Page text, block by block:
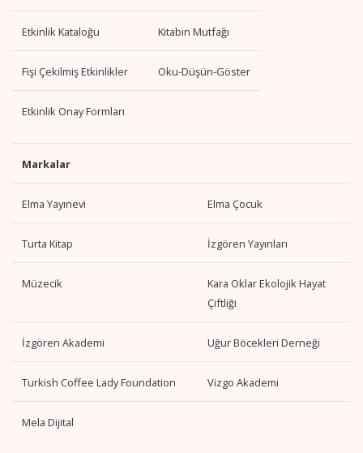
Etkinlik Kataloğu Kitabın Mutfağı
Fişi Çekilmiş Etkinlikler Oku-Düşün-Göster
Etkinlik Onay Formları
Markalar
Elma Yayınevi Elma Çocuk
Turta Kitap İzgören Yayınları
Müzecik
Kara Oklar Ekolojik Hayat
Çiftliği
İzgören Akademi Uğur Böcekleri Derneği
Turkish Coffee Lady Foundation Vizgo Akademi
Mela Dijital